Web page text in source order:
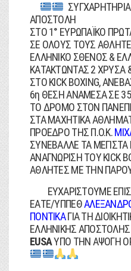
ΑΠΟΣΤΟΛΗ
ΣΤΟ 1° ΕΥΡΩΠΑΪΚΟ
ΣΕ ΟΛΟΥΣ ΤΟΥΣ
ΕΛΛΗΝΙΚΟ ΣΘΕΝΟΣ &
ΚΑΤΑΚΤΩΝΤΑΣ 2 ΧΡΥΣΑ
ΣΤΟ KICK BOXING,
6η ΘΕΣΗ ΑΝΑΜΕΣΑ ΣΕ
ΤΟ ΔΡΟΜΟ ΣΤΟΝ
ΣΤΑ ΜΑΧΗΤΙΚΑ
ΠΡΟΕΔΡΟ ΤΗΣ Π.Ο.Κ.
ΣΥΝΕΒΑΛΛΕ ΤΑ ΜΕΓΙΣΤΑ
ΑΝΑΓΝΩΡΙΣΗ ΤΟΥ KICK
ΑΘΛΗΤΕΣ ΜΕ ΤΗΝ
ΕΥΧΑΡΙΣΤΟΥΜΕ
ΕΑΤΕ/ΥΠΠΕΘ
ΠΟΝΤΙΚΑΓΙΑ ΤΗ
ΕΛΛΗΝΙΚΗΣ
ΕUSAΥΠΟ ΤΗΝ ΑΨΟΓΗ